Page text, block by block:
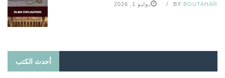
BY BOUTAHAR يوليو 1, 2026
أحدث الكتب